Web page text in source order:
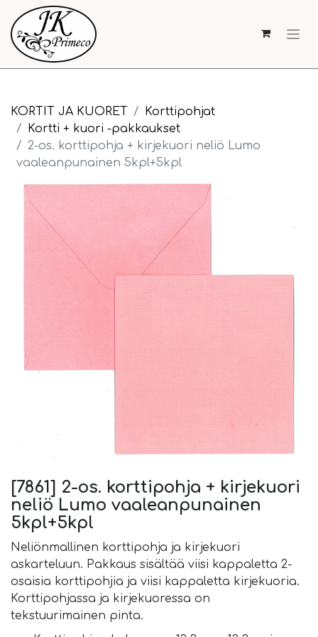
KORTIT JA KUORET
Korttipohjat
Kortti + kuori -pakkaukset
2-os. korttipohja + kirjekuori neliö Lumo
vaaleanpunainen 5kpl+5kpl
[7861] 2-os. korttipohja + kirjekuori
neliö Lumo vaaleanpunainen
5kpl+5kpl
Neliönmallinen korttipohja ja kirjekuori
askarteluun. Pakkaus sisältää viisi kappaletta 2-
osaisia korttipohjia ja viisi kappaletta kirjekuoria.
Korttipohjassa ja kirjekuoressa on
tekstuurimainen pinta.